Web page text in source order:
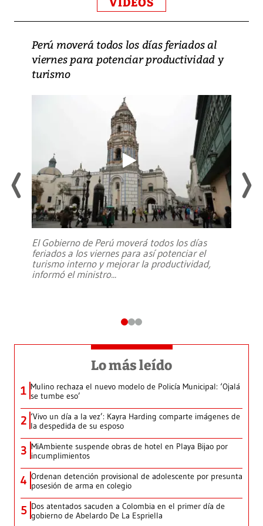
VIDEOS
Perú moverá todos los días feriados al
viernes para potenciar productividad y
turismo
El Gobierno de Perú moverá todos los días
feriados a los viernes para así potenciar el
turismo interno y mejorar la productividad,
informó el ministro...
Lo más leído
1 Mulino rechaza el nuevo modelo de Policía Municipal: ‘Ojalá
se tumbe eso’
2 ‘Vivo un día a la vez’: Kayra Harding comparte imágenes de
la despedida de su esposo
3 MiAmbiente suspende obras de hotel en Playa Bijao por
incumplimientos
4 Ordenan detención provisional de adolescente por presunta
posesión de arma en colegio
5 Dos atentados sacuden a Colombia en el primer día de
gobierno de Abelardo De La Espriella